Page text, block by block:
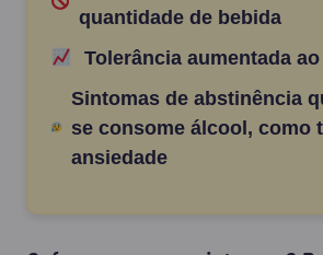
quantidade de bebida
Tolerância aumentada
Sintomas de abstinência
se consome álcool, como
ansiedade